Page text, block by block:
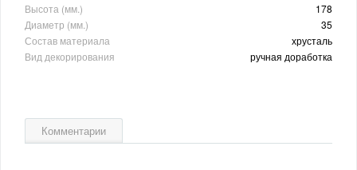
Высота (мм.)
178
Диаметр (мм.)
35
Состав материала
хрусталь
Вид декорирования
ручная доработка
Комментарии